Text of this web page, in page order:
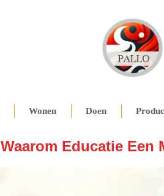
Wonen Doen
Waarom Educatie Een